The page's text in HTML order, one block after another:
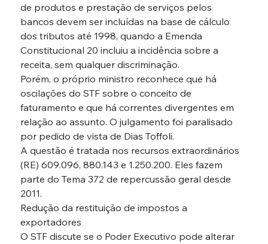
de produtos e prestação de serviços pelos
bancos devem ser incluídas na base de cálculo
dos tributos até 1998, quando a Emenda
Constitucional 20 incluiu a incidência sobre a
receita, sem qualquer discriminação.
Porém, o próprio ministro reconhece que há
oscilações do STF sobre o conceito de
faturamento e que há correntes divergentes em
relação ao assunto. O julgamento foi paralisado
por pedido de vista de Dias Toffoli.
A questão é tratada nos recursos extraordinários
(RE) 609.096, 880.143 e 1.250.200. Eles fazem
parte do Tema 372 de repercussão geral desde
2011.
Redução da restituição de impostos a
exportadores
O STF discute se o Poder Executivo pode alterar